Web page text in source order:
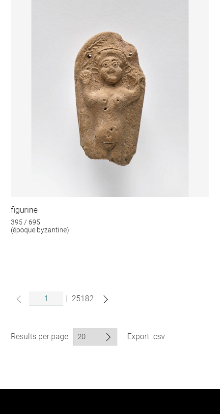
figurine
395 / 695
(époque byzantine)
| 25182
Results per page Export .csv